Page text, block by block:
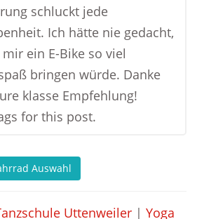
schluckt jede
Ich hätte nie gedacht,
mir ein E-Bike so viel
bringen würde. Danke
klasse Empfehlung!
for this post.
Auswahl
Uttenweiler | Yoga